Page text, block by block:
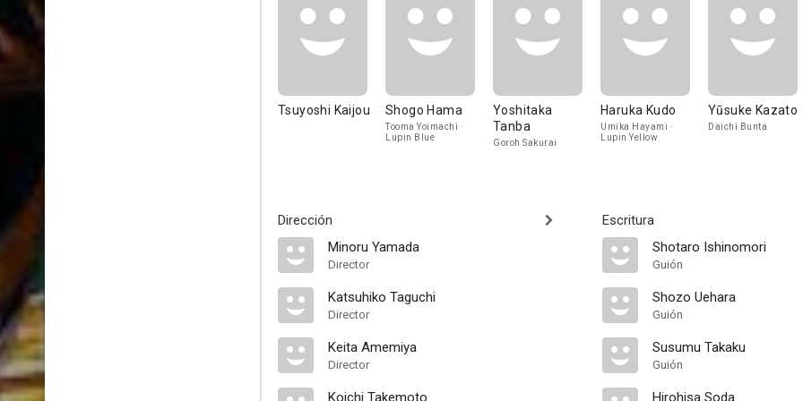
Tsuyoshi Kaijou Shogo Hama
Tooma Yoimachi ·
Lupin Blue
Yoshitaka
Tanba
Goroh Sakurai
Haruka Kudo
Umika Hayami ·
Lupin Yellow
Yūsuke Kazato
Daichi Bunta
Dirección
Minoru Yamada
Director
Katsuhiko Taguchi
Director
Keita Amemiya
Director
Koichi Takemoto
Escritura
Shotaro Ishinomori
Guión
Shozo Uehara
Guión
Susumu Takaku
Guión
Hirohisa Soda